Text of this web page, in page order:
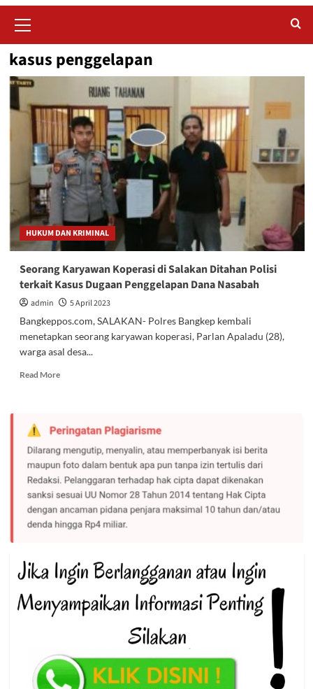
Menu
kasus penggelapan
HUKUM DAN KRIMINAL
Seorang Karyawan Koperasi di Salakan Ditahan Polisi
terkait Kasus Dugaan Penggelapan Dana Nasabah
admin
5 April 2023
Bangkeppos.com, SALAKAN- Polres Bangkep kembali
menetapkan seorang karyawan koperasi, Parlan Apaladu (28),
warga asal desa...
Read MoreRead
Karyawan
Koperasi
di
Salakan
Ditahan
Polisi
terkait
Kasus
Dugaan
Nasabah